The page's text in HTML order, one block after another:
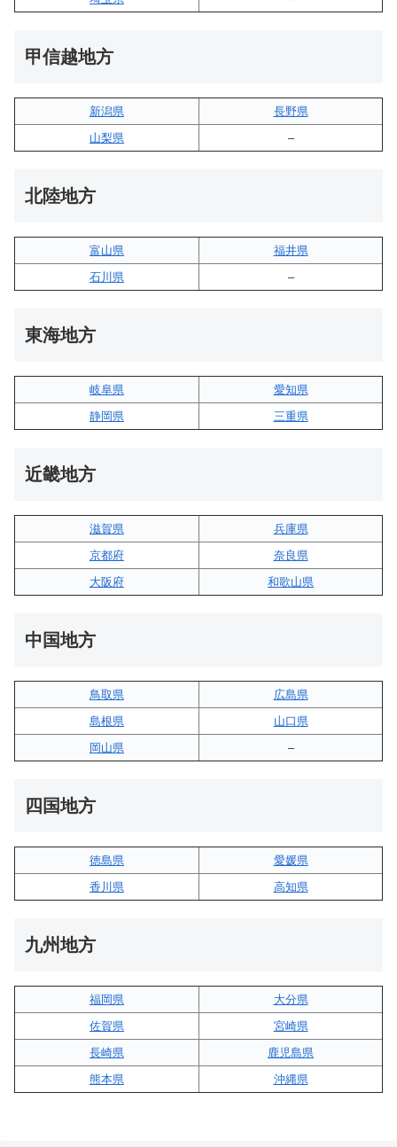
甲信越地方
新潟県
長野県
山梨県
–
北陸地方
富山県
福井県
石川県
–
東海地方
岐阜県
愛知県
静岡県
三重県
近畿地方
滋賀県
兵庫県
京都府
奈良県
大阪府
和歌山県
中国地方
鳥取県
広島県
島根県
山口県
岡山県
–
四国地方
徳島県
愛媛県
香川県
高知県
九州地方
福岡県
大分県
佐賀県
宮崎県
長崎県
鹿児島県
熊本県
沖縄県